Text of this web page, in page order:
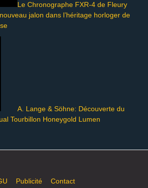
Le Chronographe FXR-4 de Fleury
jalon dans l’héritage horloger de
A. Lange & Söhne: Découverte du
Tourbillon Honeygold Lumen
Publicité Contact